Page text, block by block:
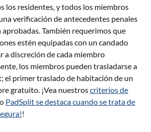
los residentes, y todos los miembros
verificación de antecedentes penales
aprobadas. También requerimos que
estén equipadas con un candado
a discreción de cada miembro
los miembros pueden trasladarse a
el primer traslado de habitación de un
gratuito. ¡Vea nuestroscriterios de
PadSplit se destaca cuando se trata de
!